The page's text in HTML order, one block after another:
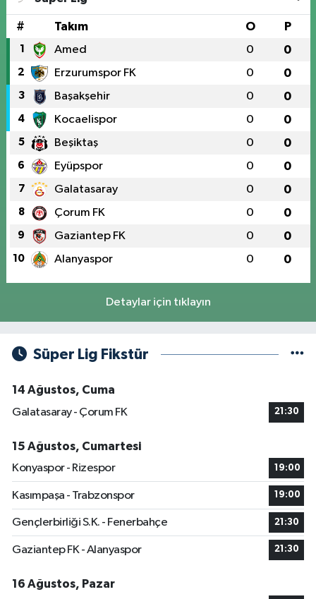
# Takım O P
1 Amed 0 0
2 Erzurumspor FK 0 0
3 Başakşehir 0 0
4 Kocaelispor 0 0
5 Beşiktaş 0 0
6 Eyüpspor 0 0
7 Galatasaray 0 0
8 Çorum FK 0 0
9 Gaziantep FK 0 0
10 Alanyaspor 0 0
Detaylar için tıklayın
Süper Lig Fikstür
14 Ağustos, Cuma
Galatasaray - Çorum FK
21:30
15 Ağustos, Cumartesi
Konyaspor - Rizespor
19:00
Kasımpaşa - Trabzonspor 19:00
Gençlerbirliği S.K. - Fenerbahçe 21:30
Gaziantep FK - Alanyaspor 21:30
16 Ağustos, Pazar